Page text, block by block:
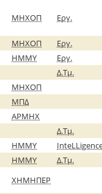
ΜΗΧΟΠ Εργ.
ΜΗΧΟΠ
Εργ.
ΗΜΜΥ
Εργ.
Δ.Τμ.
ΜΗΧΟΠ
ΜΠΔ
ΑΡΜΗΧ
Δ.Τμ.
ΗΜΜΥ
ΗΜΜΥ
Δ.Τμ.
ΧΗΜΗΠΕΡ